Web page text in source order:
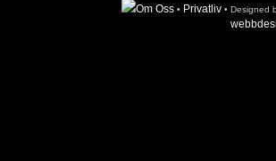
Om Oss • Privatliv • Designed